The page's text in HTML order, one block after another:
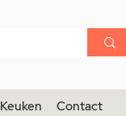
Keuken Contact